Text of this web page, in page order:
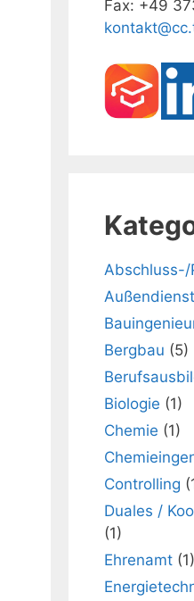
Fax: +49
Außendienst
Bergbau (5)
Biologie (1)
Chemie (1)
Controlling
Duales /
(1)
Ehrenamt (1)